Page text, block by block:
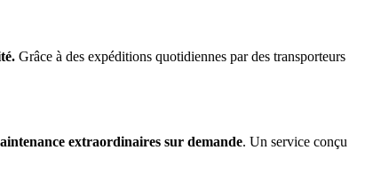
Grâce à des expéditions quotidiennes par des transporteurs
extraordinaires sur demande. Un service conçu